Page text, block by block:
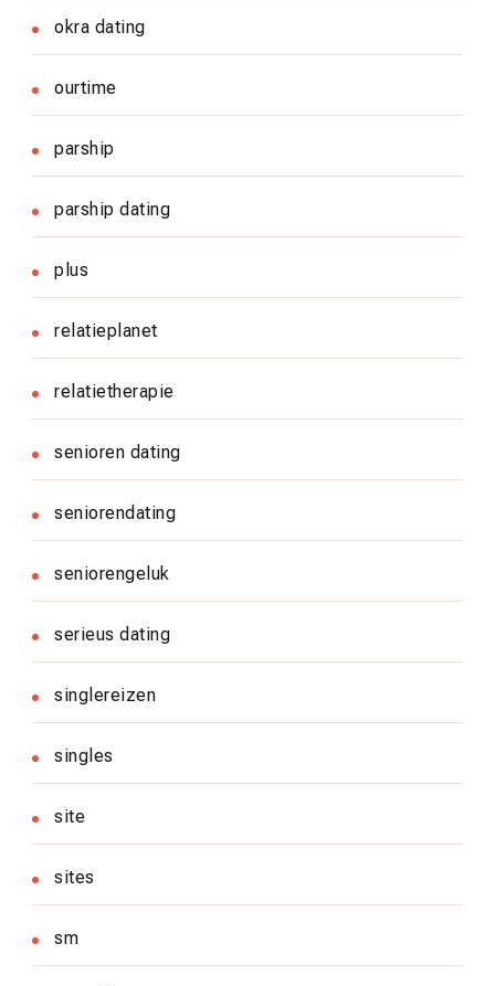
okra dating
ourtime
parship
parship dating
plus
relatieplanet
relatietherapie
senioren dating
seniorendating
seniorengeluk
serieus dating
singlereizen
singles
site
sites
sm